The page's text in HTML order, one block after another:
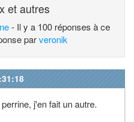
et autres
- Il y a 100 réponses à ce
parveronik
j'en fait un autre.